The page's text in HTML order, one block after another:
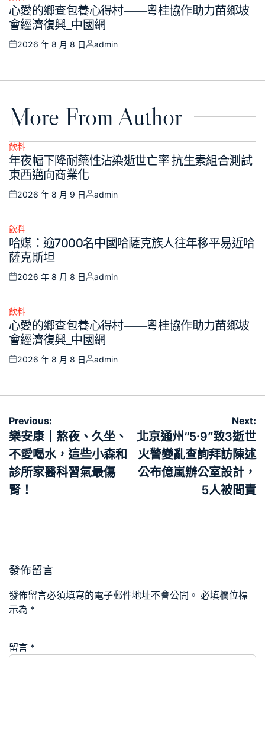
in
心愛的鄉查包養心得村——粵桂協作助力苗鄉坡
會經濟復興_中國網
Posted
2026 年 8 月 8 日
Posted
admin
More From Author
Posted
in
飲料
年夜幅下降耐藥性沾染逝世亡率 抗生素組合測試
東西邁向商業化
Posted
2026 年 8 月 9 日
Posted
admin
Posted
in
飲料
哈媒：逾7000名中國哈薩克族人往年移平易近哈
薩克斯坦
Posted
2026 年 8 月 8 日
Posted
admin
Posted
in
飲料
心愛的鄉查包養心得村——粵桂協作助力苗鄉坡
會經濟復興_中國網
Posted
2026 年 8 月 8 日
Posted
admin
文
章
導
覽
Previous:
樂安康｜熬夜、久坐、
不愛喝水，這些小森和
診所家醫科習氣最傷
腎！
Next:
北京通州“5·9”致3逝世
火警變亂查詢拜訪陳述
公布億嵐辦公室設計，
5人被問責
發佈留言
發佈留言必須填寫的電子郵件地址不會公開。 必填欄位標
示為 *
留言 *